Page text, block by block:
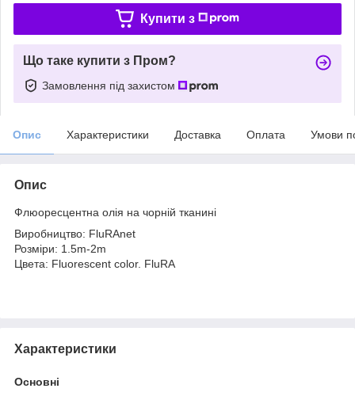
Купити з
Що таке купити з Пром?
Замовлення під захистом
Опис Характеристики Доставка Оплата Умови
Опис
Флюоресцентна олія на чорній тканині
Виробництво: FluRAnet
Розміри: 1.5m-2m
Цвета: Fluorescent color. FluRA
Характеристики
Основні